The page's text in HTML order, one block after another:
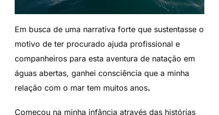
Em busca de uma narrativa forte que sustentasse o
motivo de ter procurado ajuda profissional e
companheiros para esta aventura de natação em
águas abertas, ganhei consciência que a minha
relação com o mar tem muitos anos.
Começou na minha infância através das histórias